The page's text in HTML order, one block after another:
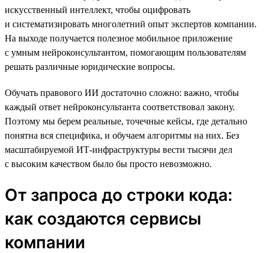
искусственный интеллект, чтобы оцифровать
и систематизировать многолетний опыт экспертов компании.
На выходе получается полезное мобильное приложение
с умным нейроконсультантом, помогающим пользователям
решать различные юридические вопросы.
Обучать правового ИИ достаточно сложно: важно, чтобы
каждый ответ нейроконсультанта соответствовал закону.
Поэтому мы берем реальные, точечные кейсы, где детально
понятна вся специфика, и обучаем алгоритмы на них. Без
масштабируемой ИТ-инфраструктуры вести тысячи дел
с высоким качеством было бы просто невозможно.
От запроса до строки кода:
как создаются сервисы
компании